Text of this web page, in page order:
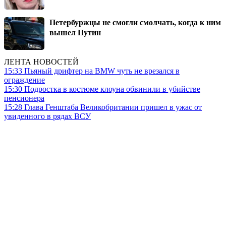
Петербуржцы не смогли смолчать, когда к ним
вышел Путин
ЛЕНТА НОВОСТЕЙ
15:33 Пьяный дрифтер на BMW чуть не врезался в
ограждение
15:30 Подростка в костюме клоуна обвинили в убийстве
пенсионера
15:28 Глава Генштаба Великобритании пришел в ужас от
увиденного в рядах ВСУ